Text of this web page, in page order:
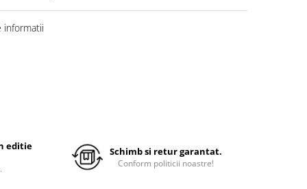
informatii
editie Schimb si retur garantat.
Conform politicii noastre!